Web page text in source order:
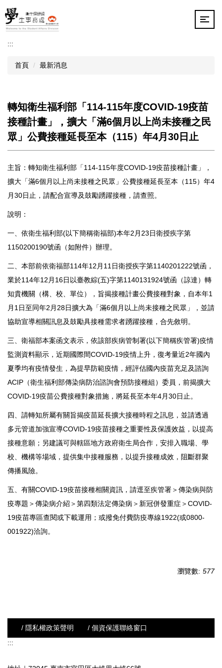
跳
到
主
內
:::
首頁 最新消息
轉知衛生福利部「114-115年度COVID-19疫苗
接種計畫」，擴大「滿6個月以上尚未接種之民
眾」公費接種延長至本（115）年4月30日止
主旨：轉知衛生福利部「114-115年度COVID-19疫苗接種計畫」，
擴大「滿6個月以上尚未接種之民眾」公費接種延長至本（115）年4
月30日止，請配合宣導及鼓勵踴躍接種，請查照。
說明：
一、依衛生福利部(以下簡稱衛福部)本年2月23日衛授疾字第
1150200190號函（如附件）辦理。
二、本部前依衛福部114年12月11日衛授疾字第1140201222號函，
業於114年12月16日以臺教綜(五)字第1140131924號函（諒達）轉
知貴機關（構、校、單位），旨揭接種計畫公費接種對象，自本年1
月1日至同年2月28日擴大為「滿6個月以上尚未接種之民眾」，並請
協助宣導相關訊息及鼓勵具接種需求者踴躍接種，合先敘明。
三、衛福部本案函文表示，依該部疾病管制署(以下簡稱疾管署)疫情
監測資料顯示，近期國際間COVID-19疫情上升，復考量近2年國內
夏季均有疫情發生，為提早防範疫情，經評估國內疫苗充足及諮詢
ACIP（衛生福利部傳染病防治諮詢會預防接種組）委員，前揭擴大
COVID-19疫苗公費接種對象措施，將延長至本年4月30日止。
四、請轉知所屬有關旨揭疫苗延長擴大接種時程之訊息，並請透過
多元管道加強宣導COVID-19疫苗接種之重要性及保護效益，以提高
接種意願；另建議可與轄區地方政府衛生局合作，安排入職場、學
校、機構等場域，提供集中接種服務，以提升接種成效，阻斷群聚
傳播風險。
五、有關COVID-19疫苗接種相關資訊，請逕至疾管署＞傳染病與防
疫專題＞傳染病介紹＞第四類法定傳染病＞新冠併發重症＞COVID-
19疫苗專區查閱或下載運用；或撥免付費防疫專線1922(或0800-
001922)洽詢。
瀏覽數: 577
/ 隱私權政策聲明
/ 個資保護聯絡窗口
:::